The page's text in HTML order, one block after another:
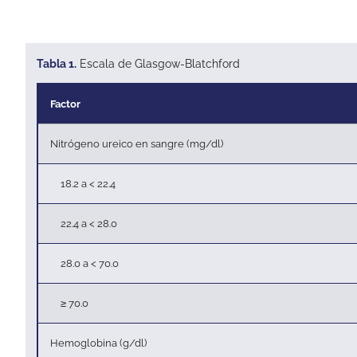
Tabla 1. Escala de Glasgow-Blatchford
Factor
Nitrógeno ureico en sangre (mg/dl)
18.2 a < 22.4
22.4 a < 28.0
28.0 a < 70.0
≥ 70.0
Hemoglobina (g/dl)